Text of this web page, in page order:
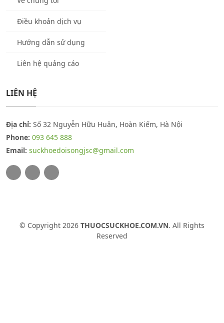
Điều khoản dịch vụ
Hướng dẫn sử dụng
Liên hệ quảng cáo
LIÊN HỆ
Địa chỉ: Số 32 Nguyễn Hữu Huân, Hoàn Kiếm, Hà Nội
Phone: 093 645 888
Email: suckhoedoisongjsc@gmail.com
© Copyright 2026 THUOCSUCKHOE.COM.VN. All Rights
Reserved